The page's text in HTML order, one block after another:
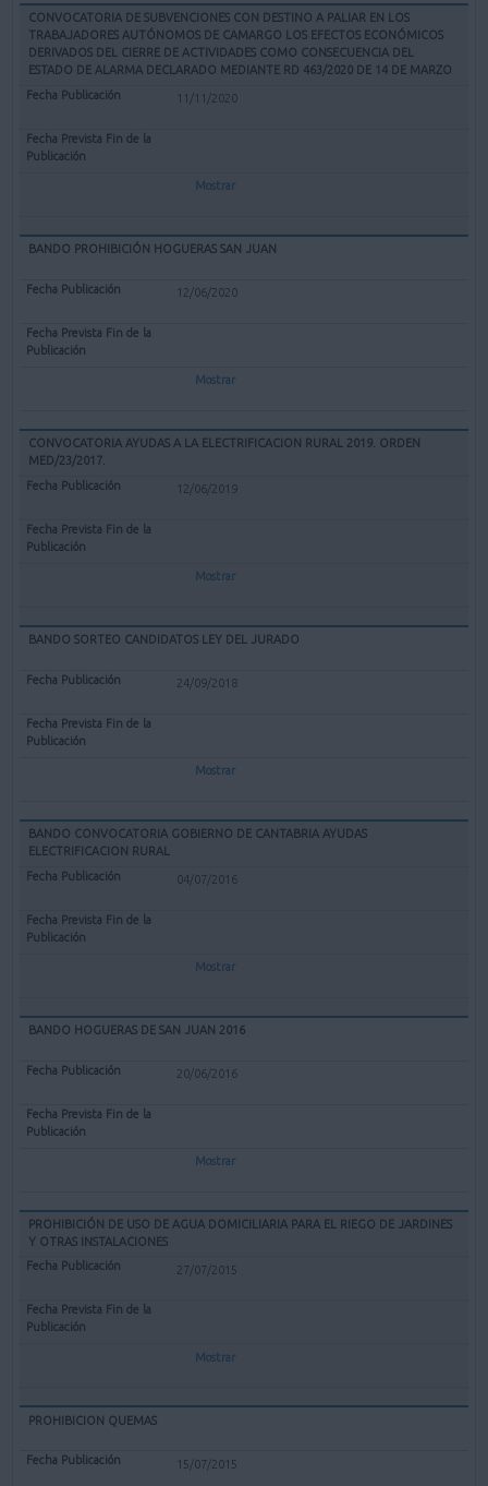
CONVOCATORIA DE SUBVENCIONES CON DESTINO A PALIAR EN LOS
TRABAJADORES AUTÓNOMOS DE CAMARGO LOS EFECTOS ECONÓMICOS
DERIVADOS DEL CIERRE DE ACTIVIDADES COMO CONSECUENCIA DEL
ESTADO DE ALARMA DECLARADO MEDIANTE RD 463/2020 DE 14 DE MARZO
11/11/2020
Mostrar
BANDO PROHIBICIÓN HOGUERAS SAN JUAN
12/06/2020
Mostrar
CONVOCATORIA AYUDAS A LA ELECTRIFICACION RURAL 2019. ORDEN
MED/23/2017.
12/06/2019
Mostrar
BANDO SORTEO CANDIDATOS LEY DEL JURADO
24/09/2018
Mostrar
BANDO CONVOCATORIA GOBIERNO DE CANTABRIA AYUDAS
ELECTRIFICACION RURAL
04/07/2016
Mostrar
BANDO HOGUERAS DE SAN JUAN 2016
20/06/2016
Mostrar
PROHIBICIÓN DE USO DE AGUA DOMICILIARIA PARA EL RIEGO DE JARDINES
Y OTRAS INSTALACIONES
27/07/2015
Mostrar
PROHIBICION QUEMAS
15/07/2015